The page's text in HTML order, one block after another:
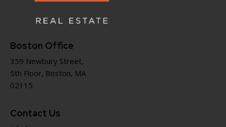
Boston Office
359 Newbury Street,
5th Floor, Boston, MA
02115
Contact Us